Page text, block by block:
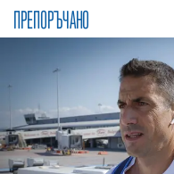
ПРЕПОРЪЧАНО